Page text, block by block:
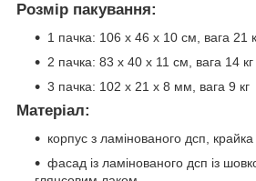
Розмір пакування:
1 пачка: 106 х 46 х 10 см, вага 21
2 пачка: 83 х 40 х 11 см, вага 14 кг
3 пачка: 102 х 21 х 8 мм, вага 9 кг
Матеріал:
корпус з ламінованого дсп,
фасад із ламінованого дсп із